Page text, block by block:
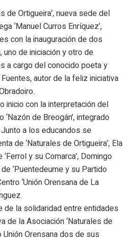
de Ortigueira’, nueva sede del
‘Manuel Curros Enríquez’,
con la inauguración de dos
de iniciación y otro de
a cargo del conocido poeta y
autor de la feliz iniciativa
inicio con la interpretación del
de Breogán’, integrado
a los educandos se
de ‘Naturales de Ortigueira’, Ela
y su Comarca’, Domingo
‘Puentedeume y su Partido
‘Unión Orensana de La
de la solidaridad entre entidades
de la Asociación ‘Naturales de
Unión Orensana dos de sus